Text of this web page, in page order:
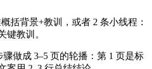
括背景+教训，或者 2 条小线程：
键教训。
骤做成 3–5 页的轮播：第 1 页是标